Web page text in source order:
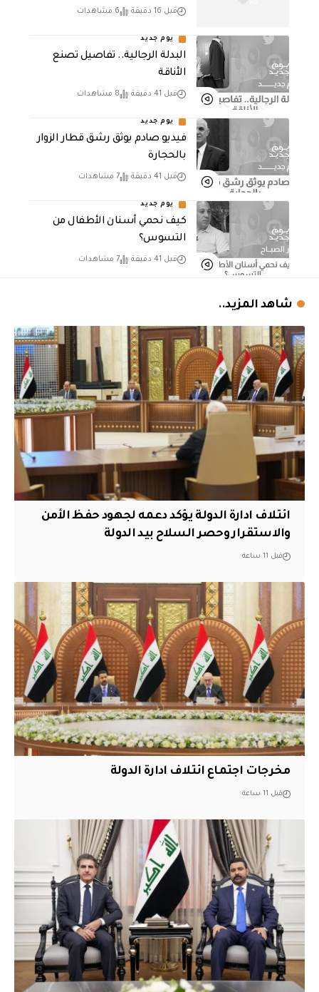
قبل 16 دقيقة 6 مشاهدات
يوم جديد
البدلة الرجالية.. تفاصيل تصنع
الأناقة
قبل 41 دقيقة 8 مشاهدات
يوم جديد
فيديو صادم يوثق رشق قطار الزوار
بالحجارة
قبل 41 دقيقة 7 مشاهدات
يوم جديد
كيف نحمي أسنان الأطفال من
التسوس؟
قبل 41 دقيقة 7 مشاهدات
شاهد المزيد..
ائتلاف ادارة الدولة يؤكد دعمه لجهود حفظ الأمن
والاستقرار وحصر السلاح بيد الدولة
قبل 11 ساعة
مخرجات اجتماع ائتلاف ادارة الدولة
قبل 11 ساعة